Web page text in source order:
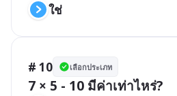
ใช่
# 10 เลือกประเภท
7 × 5 - 10 มีค่าเท่าไหร่?